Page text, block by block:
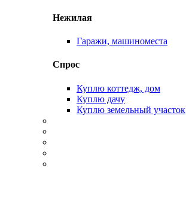
Нежилая
Гаражи, машиноместа
Спрос
Куплю коттедж, дом
Куплю дачу
Куплю земельный участок